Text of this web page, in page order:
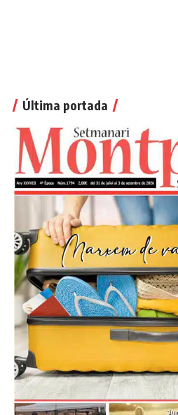
Última portada